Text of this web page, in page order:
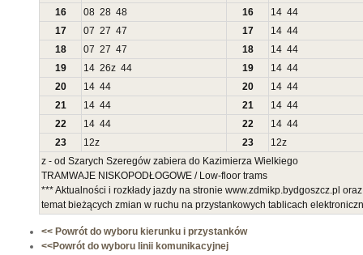
16
08 28 48 16 14 44
17
07 27 47 17 14 44
18
07 27 47 18 14 44
19
14 26z 44 19 14 44
20
14 44 20 14 44
21
14 44 21 14 44
22
14 44 22 14 44
23
12z 23 12z
z - od Szarych Szeregów zabiera do Kazimierza Wielkiego
TRAMWAJE NISKOPODŁOGOWE / Low-floor trams
*** Aktualności i rozkłady jazdy na stronie www.zdmikp.bydgoszcz.pl
temat bieżących zmian w ruchu na przystankowych tablicach
<< Powrót do wyboru kierunku i przystanków
<<Powrót do wyboru linii komunikacyjnej